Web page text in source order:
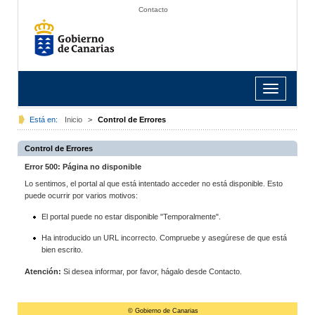
Contacto
Toggle
navigation
Está en: Inicio > Control de Errores
Control de Errores
Error 500: Página no disponible
Lo sentimos, el portal al que está intentado acceder no está disponible. Esto
puede ocurrir por varios motivos:
El portal puede no estar disponible "Temporalmente".
Ha introducido un URL incorrecto. Compruebe y asegúrese de que está
bien escrito.
Atención: Si desea informar, por favor, hágalo desde Contacto.
© Gobierno de Canarias